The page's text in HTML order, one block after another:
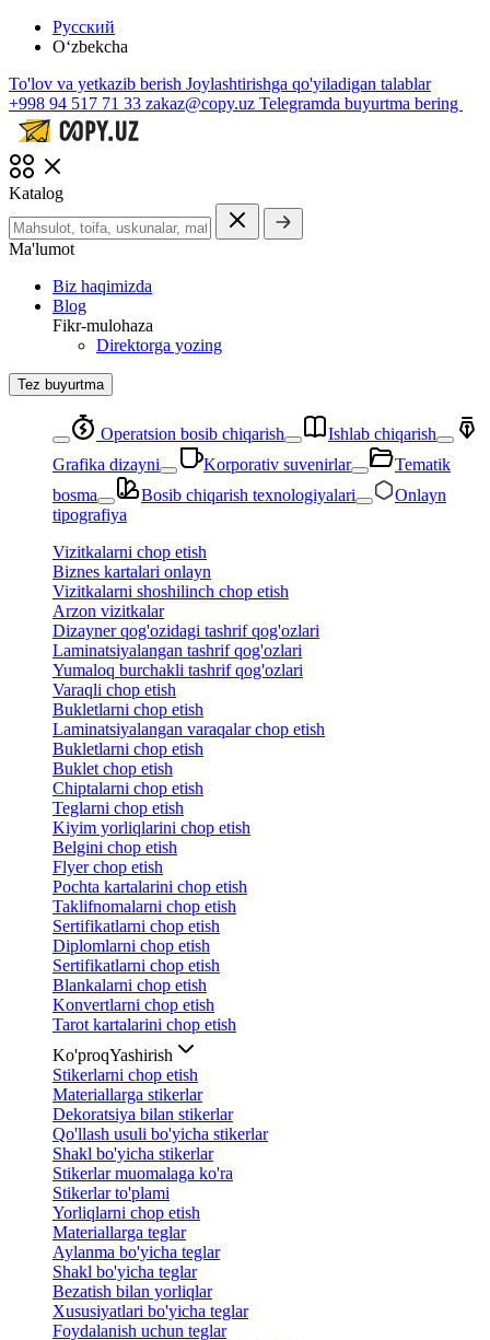
Русский
O‘zbekcha
To'lov va yetkazib berish Joylashtirishga qo'yiladigan talablar
+998 94 517 71 33 zakaz@copy.uz Telegramda buyurtma bering
Katalog
Ma'lumot
Biz haqimizda
Blog
Fikr-mulohaza
Direktorga yozing
Tez buyurtma
Operatsion bosib chiqarish
Ishlab chiqarish
Grafika dizayni
Korporativ suvenirlar
Tematik
bosma
Bosib chiqarish texnologiyalari
Onlayn
tipografiya
Vizitkalarni chop etish
Biznes kartalari onlayn
Vizitkalarni shoshilinch chop etish
Arzon vizitkalar
Dizayner qog'ozidagi tashrif qog'ozlari
Laminatsiyalangan tashrif qog'ozlari
Yumaloq burchakli tashrif qog'ozlari
Varaqli chop etish
Bukletlarni chop etish
Laminatsiyalangan varaqalar chop etish
Bukletlarni chop etish
Buklet chop etish
Chiptalarni chop etish
Teglarni chop etish
Kiyim yorliqlarini chop etish
Belgini chop etish
Flyer chop etish
Pochta kartalarini chop etish
Taklifnomalarni chop etish
Sertifikatlarni chop etish
Diplomlarni chop etish
Sertifikatlarni chop etish
Blankalarni chop etish
Konvertlarni chop etish
Tarot kartalarini chop etish
Ko'proqYashirish
Stikerlarni chop etish
Materiallarga stikerlar
Dekoratsiya bilan stikerlar
Qo'llash usuli bo'yicha stikerlar
Shakl bo'yicha stikerlar
Stikerlar muomalaga ko'ra
Stikerlar to'plami
Yorliqlarni chop etish
Materiallarga teglar
Aylanma bo'yicha teglar
Shakl bo'yicha teglar
Bezatish bilan yorliqlar
Xususiyatlari bo'yicha teglar
Foydalanish uchun teglar